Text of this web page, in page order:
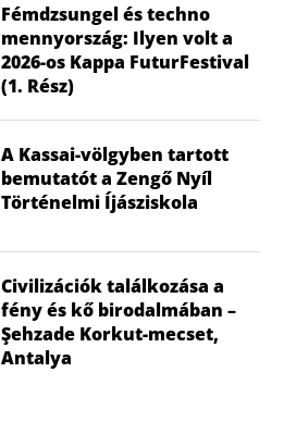
Fémdzsungel és techno
mennyország: Ilyen volt a
2026-os Kappa FuturFestival
(1. Rész)
A Kassai-völgyben tartott
bemutatót a Zengő Nyíl
Történelmi Íjásziskola
Civilizációk találkozása a
fény és kő birodalmában –
Şehzade Korkut-mecset,
Antalya